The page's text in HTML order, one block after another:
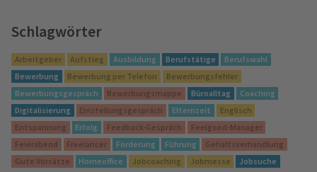
Schlagwörter
Arbeitgeber Aufstieg Ausbildung Berufstätige
Berufswahl
Bewerbung
Bewerbung per Telefon
Bewerbungsfehler
Bewerbungsgespräch
Bewerbungsmappe Büroalltag
Coaching
Digitalisierung
Einstellungsgespräch Elternzeit
Englisch
Entspannung
Erfolg Feedback-Gespräch
Feelgood-Manager
Feierabend
Freelancer Förderung Führung
Gehaltsverhandlung
Gute Vorsätze
Homeoffice Jobcoaching Jobmesse
Jobsuche